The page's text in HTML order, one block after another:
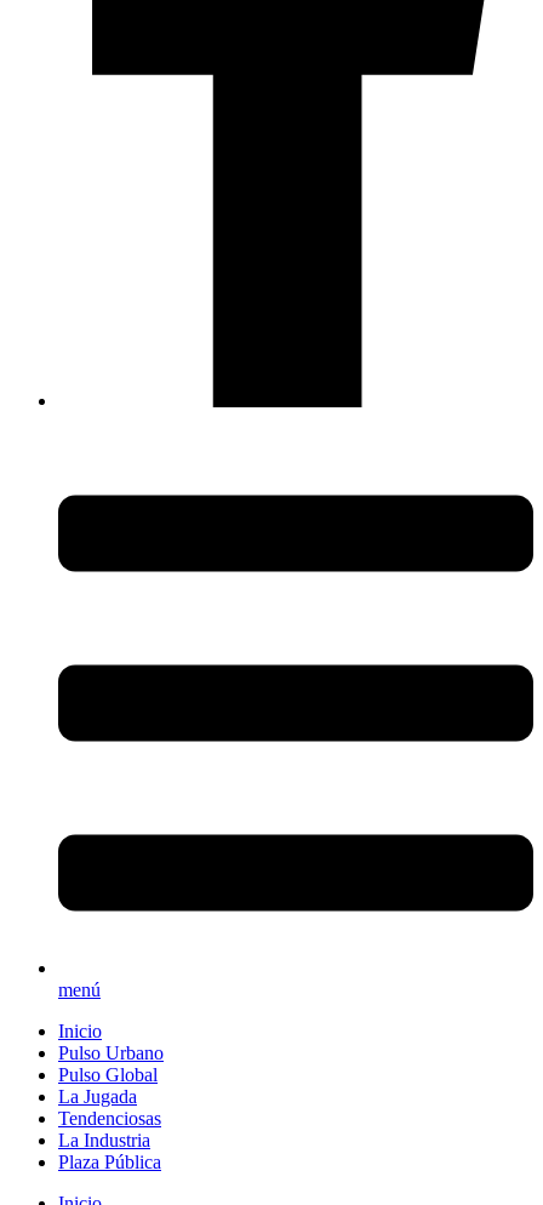
menú
Inicio
Pulso Urbano
Pulso Global
La Jugada
Tendenciosas
La Industria
Plaza Pública